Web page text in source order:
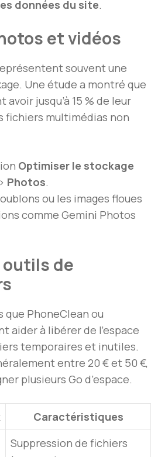
données du site.
et vidéos
souvent une
Une étude a montré que
jusqu’à 15 % de leur
fichiers multimédias non
Optimiser le stockage
> Photos.
ou les images floues
comme Gemini Photos
de
PhoneClean ou
aider à libérer de l’espace
temporaires et inutiles.
entre 20 € et 50 €,
plusieurs Go d’espace.
Caractéristiques
Suppression de fichiers